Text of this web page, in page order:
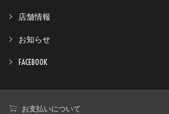
店舗情報
お知らせ
FACEBOOK
お支払いについて